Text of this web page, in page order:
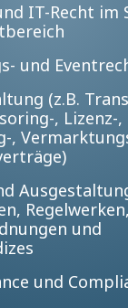
IT-Recht im
und
(z.B.
, Lizenz-
,
Regelwerken,
und
und